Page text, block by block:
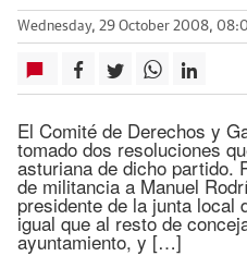
Wednesday, 29 October 2008,
El Comité de Derechos y
tomado dos resoluciones
asturiana de dicho partido.
de militancia a Manuel
presidente de la junta local
igual que al resto de
ayuntamiento, y […]